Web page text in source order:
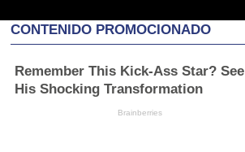
CONTENIDO PROMOCIONADO
Remember This Kick-Ass Star? See
His Shocking Transformation
Brainberries